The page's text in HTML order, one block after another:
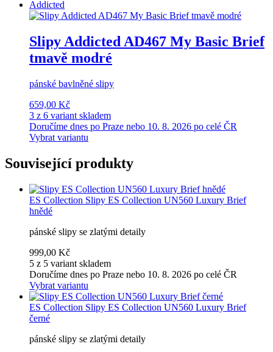
Addicted
Slipy Addicted AD467 My Basic Brief
tmavě modré
pánské bavlněné slipy
659,00 Kč
3 z 6 variant skladem
Doručíme dnes po Praze nebo 10. 8. 2026 po celé ČR
Vybrat variantu
Související produkty
ES Collection Slipy ES Collection UN560 Luxury Brief
hnědé
pánské slipy se zlatými detaily
999,00 Kč
5 z 5 variant skladem
Doručíme dnes po Praze nebo 10. 8. 2026 po celé ČR
Vybrat variantu
ES Collection Slipy ES Collection UN560 Luxury Brief
černé
pánské slipy se zlatými detaily